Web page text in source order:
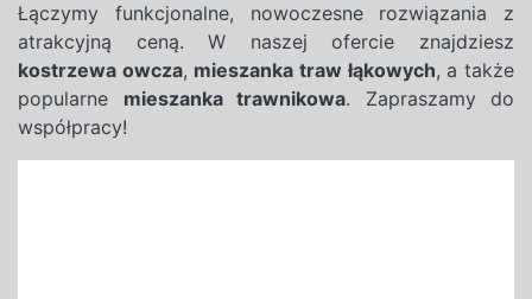
Łączymy funkcjonalne, nowoczesne rozwiązania z
atrakcyjną ceną. W naszej ofercie znajdziesz
kostrzewa owcza, mieszanka traw łąkowych, a także
popularne mieszanka trawnikowa. Zapraszamy do
współpracy!